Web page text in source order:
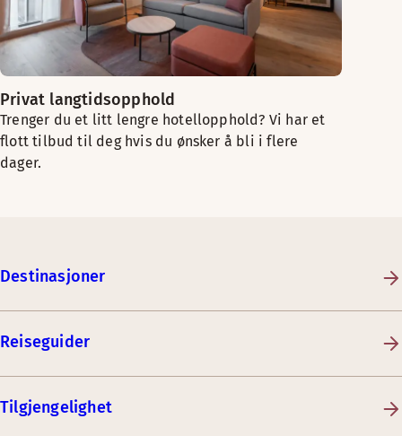
Privat langtidsopphold
Trenger du et litt lengre hotellopphold? Vi har et
flott tilbud til deg hvis du ønsker å bli i flere
dager.
Destinasjoner
Reiseguider
Tilgjengelighet